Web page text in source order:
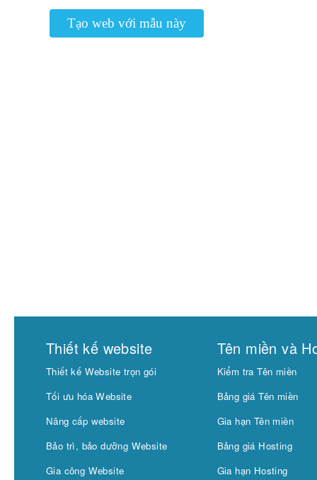
Thiết kế website
Thiết kế Website trọn gói
Tối ưu hóa Website
Nâng cấp website
Bảo trì, bảo dưỡng Website
Gia công Website
Tên miền và
Kiểm tra Tên miền
Bảng giá Tên miền
Gia hạn Tên miền
Bảng giá Hosting
Gia hạn Hosting